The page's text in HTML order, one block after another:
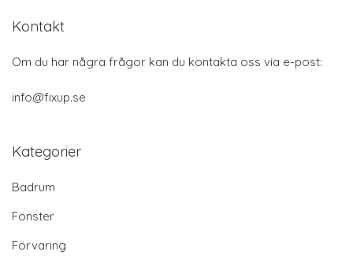
Kontakt
Om du har några frågor kan du kontakta oss via e-post:
info@fixup.se
Kategorier
Badrum
Fönster
Förvaring